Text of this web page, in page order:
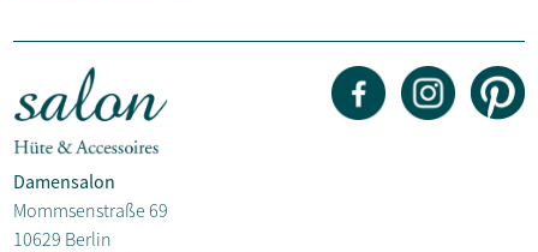
Damensalon
Mommsenstraße 69
10629 Berlin